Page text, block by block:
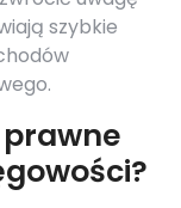
szybkie